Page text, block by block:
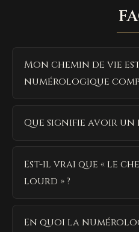
Mon chemin de vie
numérologique
Que signifie avoir un
Est-il vrai que « le
lourd » ?
En quoi la